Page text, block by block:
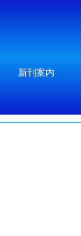
新刊案内